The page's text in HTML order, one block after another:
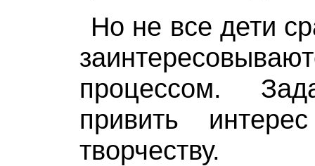
Но не все дети
процессом.
привить
творчеству.